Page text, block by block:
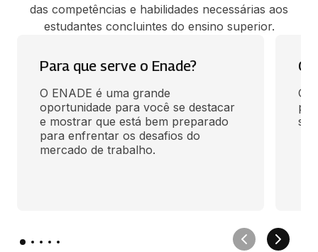
das competências e habilidades necessárias aos
estudantes concluintes do ensino superior.
Para que serve o Enade?
O ENADE é uma grande
oportunidade para você se destacar
e mostrar que está bem preparado
para enfrentar os desafios do
mercado de trabalho.
O